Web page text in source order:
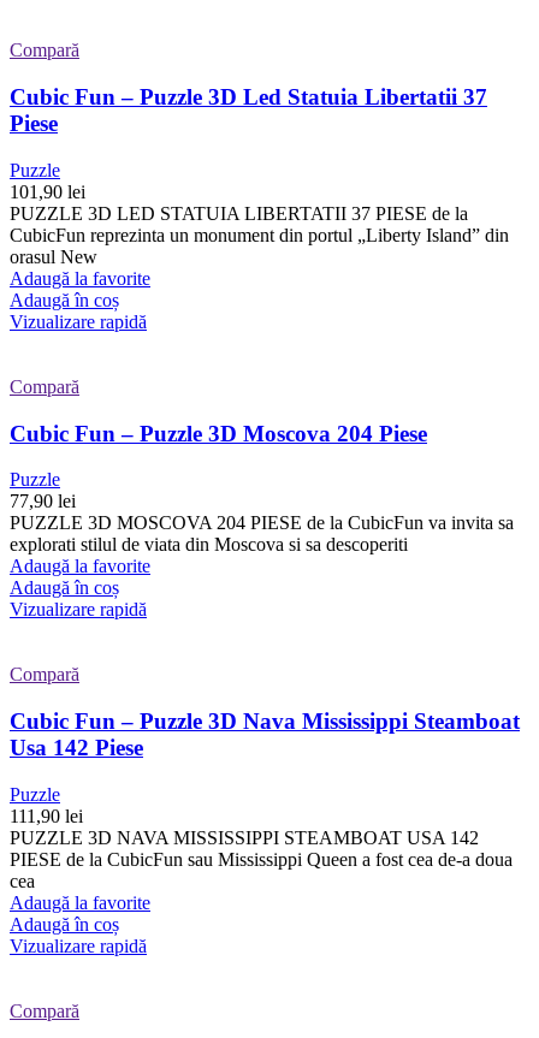
Compară
Cubic Fun – Puzzle 3D Led Statuia Libertatii 37
Piese
Puzzle
101,90 lei
PUZZLE 3D LED STATUIA LIBERTATII 37 PIESE de la
CubicFun reprezinta un monument din portul „Liberty Island” din
orasul New
Adaugă la favorite
Adaugă în coș
Vizualizare rapidă
Compară
Cubic Fun – Puzzle 3D Moscova 204 Piese
Puzzle
77,90 lei
PUZZLE 3D MOSCOVA 204 PIESE de la CubicFun va invita sa
explorati stilul de viata din Moscova si sa descoperiti
Adaugă la favorite
Adaugă în coș
Vizualizare rapidă
Compară
Cubic Fun – Puzzle 3D Nava Mississippi Steamboat
Usa 142 Piese
Puzzle
111,90 lei
PUZZLE 3D NAVA MISSISSIPPI STEAMBOAT USA 142
PIESE de la CubicFun sau Mississippi Queen a fost cea de-a doua
cea
Adaugă la favorite
Adaugă în coș
Vizualizare rapidă
Compară